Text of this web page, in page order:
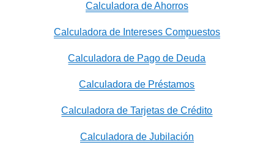
Calculadora de Ahorros
Calculadora de Intereses Compuestos
Calculadora de Pago de Deuda
Calculadora de Préstamos
Calculadora de Tarjetas de Crédito
Calculadora de Jubilación